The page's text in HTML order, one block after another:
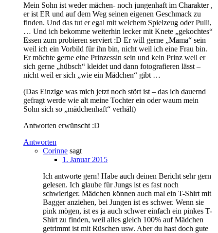
Mein Sohn ist weder mächen- noch jungenhaft im Charakter ,
er ist ER und auf dem Weg seinen eigenen Geschmack zu
finden. Und das tut er egal mit welchem Spielzeug oder Pulli,
… Und ich bekomme weiterhin lecker mit Knete „gekochtes“
Essen zum probieren serviert :D Er will gerne „Mama“ sein
weil ich ein Vorbild für ihn bin, nicht weil ich eine Frau bin.
Er möchte gerne eine Prinzessin sein und kein Prinz weil er
sich gerne „hübsch“ kleidet und dann fotografieren lässt –
nicht weil er sich „wie ein Mädchen“ gibt …
(Das Einzige was mich jetzt noch stört ist – das ich dauernd
gefragt werde wie alt meine Tochter ein oder waum mein
Sohn sich so „mädchenhaft“ verhält)
Antworten erwünscht :D
Antworten
Corinne sagt
1. Januar 2015
Ich antworte gern! Habe auch deinen Bericht sehr gern
gelesen. Ich glaube für Jungs ist es fast noch
schwieriger. Mädchen können auch mal ein T-Shirt mit
Bagger anziehen, bei Jungen ist es schwer. Wenn sie
pink mögen, ist es ja auch schwer einfach ein pinkes T-
Shirt zu finden, weil alles gleich 100% auf Mädchen
getrimmt ist mit Rüschen usw. Aber du hast doch gute